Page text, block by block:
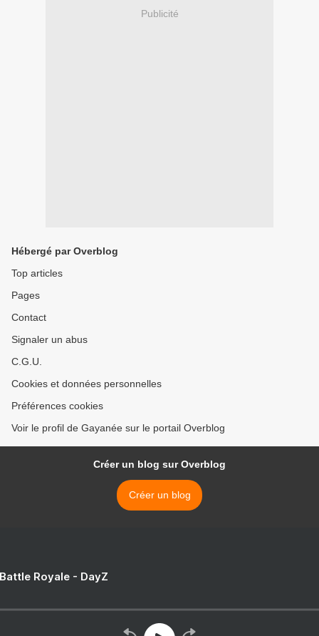
Publicité
Hébergé par Overblog
Top articles
Pages
Contact
Signaler un abus
C.G.U.
Cookies et données personnelles
Préférences cookies
Voir le profil de Gayanée sur le portail Overblog
Créer un blog sur Overblog
Créer un blog
Royale - DayZ